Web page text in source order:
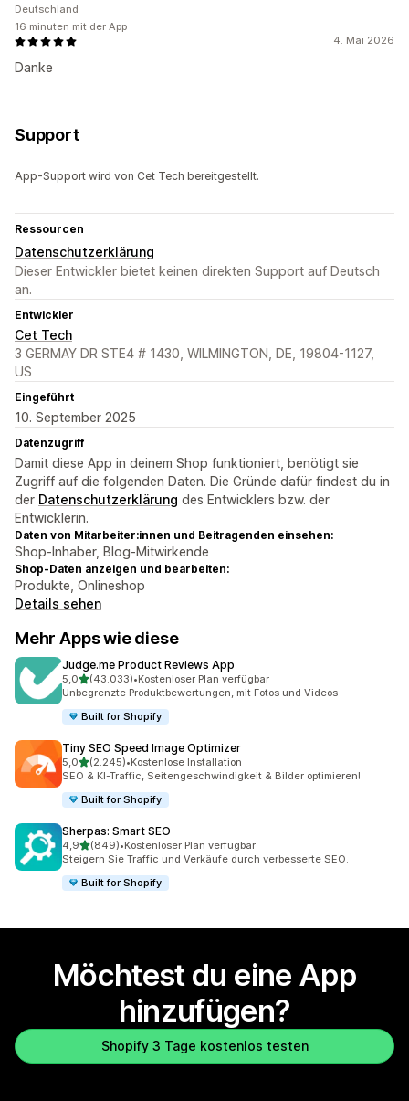
4. Mai 2026
Danke
Deutschland
16 minuten mit der App
Support
App-Support wird von Cet Tech bereitgestellt.
Ressourcen
Datenschutzerklärung
Dieser Entwickler bietet keinen direkten Support auf Deutsch
an.
Entwickler
Cet Tech
3 GERMAY DR STE4 # 1430, WILMINGTON, DE, 19804-1127,
US
Eingeführt
10. September 2025
Datenzugriff
Damit diese App in deinem Shop funktioniert, benötigt sie
Zugriff auf die folgenden Daten. Die Gründe dafür findest du in
der Datenschutzerklärung des Entwicklers bzw. der
Entwicklerin.
Daten von Mitarbeiter:innen und Beitragenden einsehen:
Shop-Inhaber, Blog-Mitwirkende
Shop-Daten anzeigen und bearbeiten:
Produkte, Onlineshop
Details sehen
Mehr Apps wie diese
Judge.me Product Reviews App
5,0von 5 Sternen
(43.033)
43033 Rezensionen insgesamt
•Kostenloser Plan verfügbar
Unbegrenzte Produktbewertungen, mit Fotos und Videos
Built for Shopify
Tiny SEO Speed Image Optimizer
5,0von 5 Sternen
(2.245)
2245 Rezensionen insgesamt
•Kostenlose Installation
SEO & KI-Traffic, Seitengeschwindigkeit & Bilder optimieren!
Built for Shopify
Sherpas: Smart SEO
4,9von 5 Sternen
(849)
849 Rezensionen insgesamt
•Kostenloser Plan verfügbar
Steigern Sie Traffic und Verkäufe durch verbesserte SEO.
Built for Shopify
Möchtest du eine App
hinzufügen?
Shopify 3 Tage kostenlos testen